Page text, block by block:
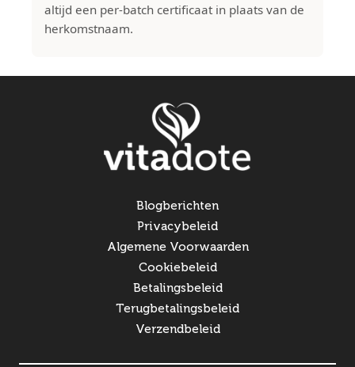
altijd een per-batch certificaat in plaats van de
herkomstnaam.
Blogberichten
Privacybeleid
Algemene Voorwaarden
Cookiebeleid
Betalingsbeleid
Terugbetalingsbeleid
Verzendbeleid